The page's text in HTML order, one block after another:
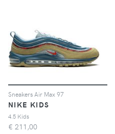
Sneakers Air Max 97
NIKE KIDS
4.5 Kids
€ 211,00